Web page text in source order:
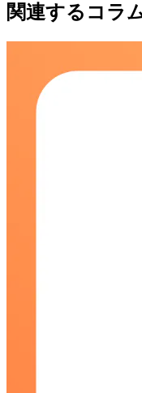
関連するコラ